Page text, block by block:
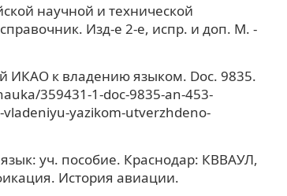
научной и технической
Изд-е 2-е, испр. и доп. М. -
ИКАО к владению языком. Doc. 9835.
359431-1-doc-9835-an-453-
yazikom-utverzhdeno-
уч. пособие. Краснодар: КВВАУЛ,
История авиации.